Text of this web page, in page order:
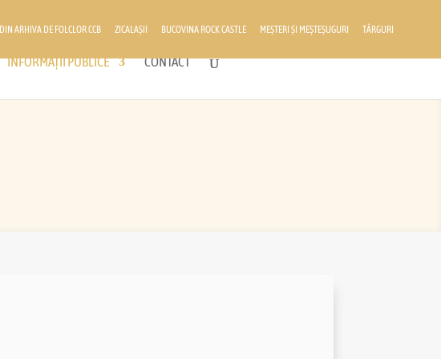
DIN ARHIVA DE FOLCLOR CCB ZICALAȘII BUCOVINA ROCK CASTLE MEȘTERI ȘI MEȘTEȘUGURI
TÂRGURI
INFORMAȚII PUBLICE CONTACT